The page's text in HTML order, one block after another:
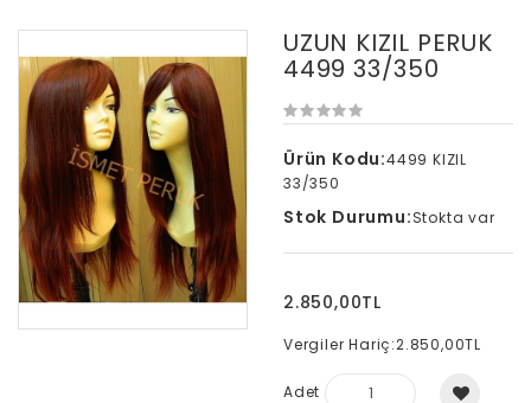
UZUN KIZIL PERUK
4499 33/350
Ürün Kodu:4499 KIZIL
33/350
Stok Durumu:Stokta var
2.850,00TL
Vergiler Hariç:2.850,00TL
Adet